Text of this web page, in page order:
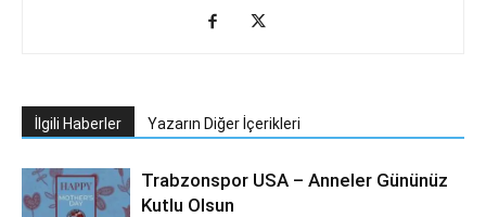
İlgili Haberler Yazarın Diğer İçerikleri
Trabzonspor USA – Anneler Gününüz
Kutlu Olsun